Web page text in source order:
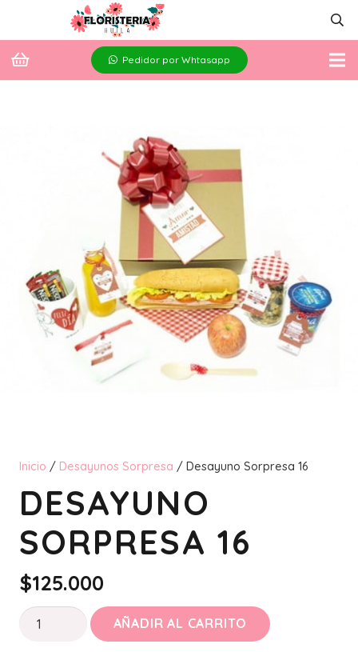
Pedidor por Whtasapp
Inicio / Desayunos Sorpresa / Desayuno Sorpresa 16
DESAYUNO
SORPRESA 16
$125.000
Desayuno
AÑADIR AL CARRITO